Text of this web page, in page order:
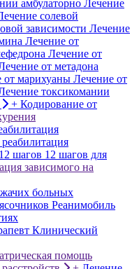
амбулаторно Лечение
солевой
зависимости Лечение
Лечение от
Лечение от
от метадона
от марихуаны Лечение от
токсикомании
+ Кодирование от
шагов 12 шагов для
зависимого на
больных
Реанимобиль
Клинический
помощь